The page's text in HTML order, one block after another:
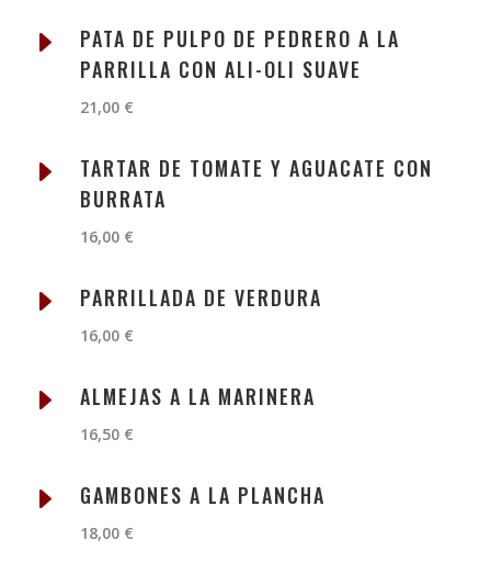
E
PATA DE PULPO DE PEDRERO A LA
PARRILLA CON ALI-OLI SUAVE
21,00 €
E
TARTAR DE TOMATE Y AGUACATE CON
BURRATA
16,00 €
E PARRILLADA DE VERDURA
16,00 €
E ALMEJAS A LA MARINERA
16,50 €
E GAMBONES A LA PLANCHA
18,00 €